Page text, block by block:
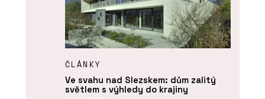
ČLÁNKY
Ve svahu nad Slezskem: dům zalitý
světlem s výhledy do krajiny